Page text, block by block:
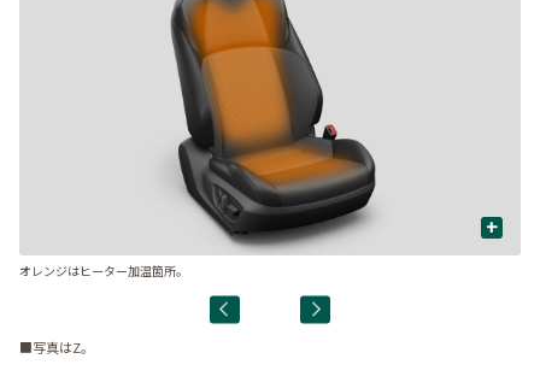
+
オレンジはヒーター加温箇所。
■写真はZ。